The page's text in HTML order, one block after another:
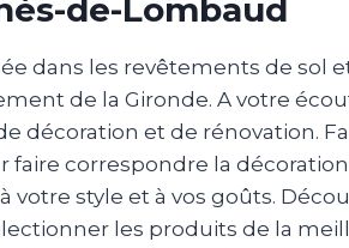
de-Lombaud
dans les revêtements de sol
de la Gironde. A votre
décoration et de rénovation.
faire correspondre la
style et à vos goûts.
les produits de la